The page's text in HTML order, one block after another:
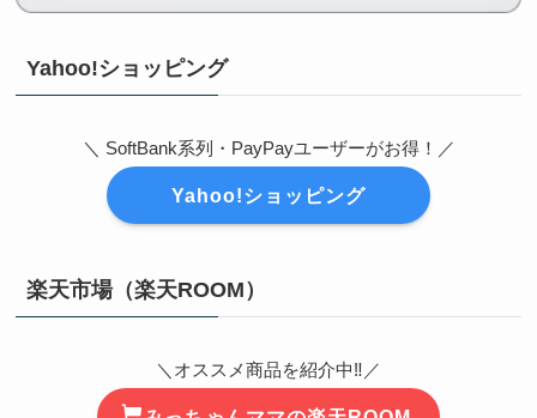
Yahoo!ショッピング
＼ SoftBank系列・PayPayユーザーがお得！／
Yahoo!ショッピング
楽天市場（楽天ROOM）
＼オススメ商品を紹介中‼️／